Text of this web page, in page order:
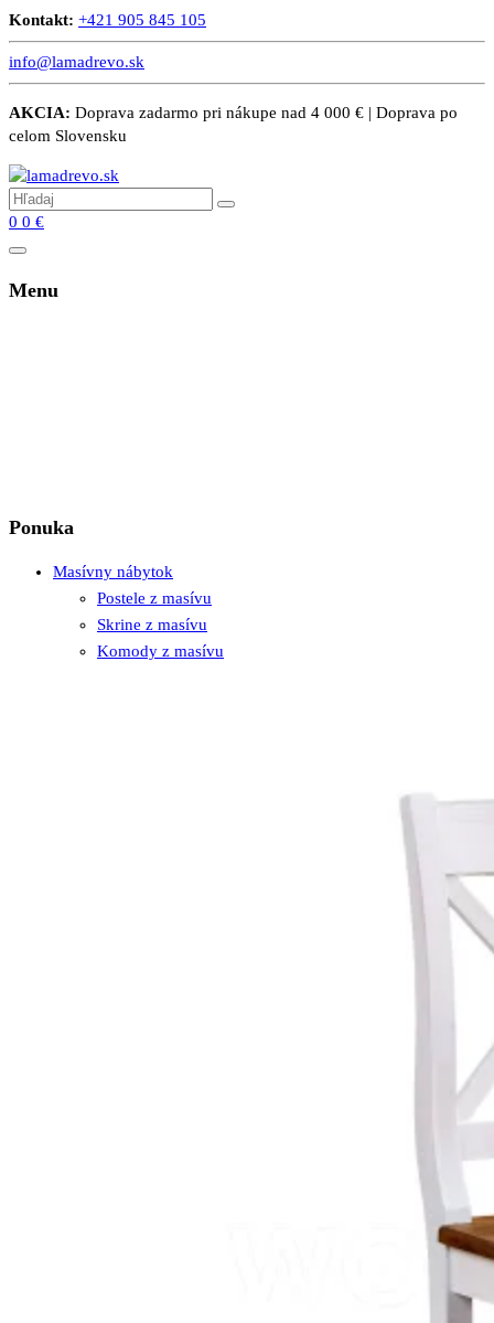
Kontakt: +421 905 845 105
info@lamadrevo.sk
AKCIA: Doprava zadarmo pri nákupe nad 4 000 € | Doprava po
celom Slovensku
0 0 €
Menu
Ponuka
Masívny nábytok
Postele z masívu
Skrine z masívu
Komody z masívu